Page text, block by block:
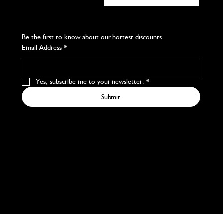
Email Address *
Yes, subscribe me to your newsletter. *
Submit